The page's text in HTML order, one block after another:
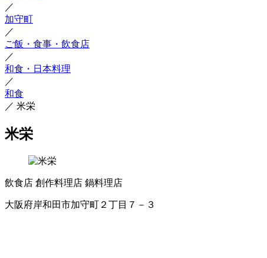
／
加守町
／
ご飯・食事・飲食店
／
和食・日本料理
／
和食
／ 米栄
米栄
飲食店 創作料理店 鍋料理店
大阪府岸和田市加守町２丁目７－３